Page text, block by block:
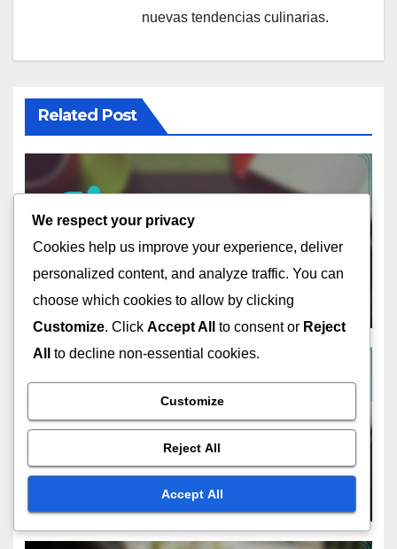
nuevas tendencias culinarias.
Related Post
ESTRATEGIAS DE TASA DE CONVERSIÓN EN ESPAÑOL
Aprovechando la Prueba
Social en Estrategias de
Marketing de Afiliados en
Español
NOV 13, 2025 CLARA JENSEN
Tácticas de Marketing
Estacional para el Éxito en la
Tasa de Conversión
CLARA JENSEN
We respect your privacy
Cookies help us improve your experience, deliver
personalized content, and analyze traffic. You can
choose which cookies to allow by clicking
Customize. Click Accept All to consent or Reject
All
to decline non-essential cookies.
Customize
Reject All
Accept All